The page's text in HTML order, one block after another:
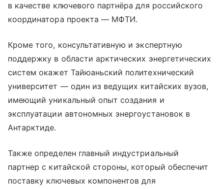
в качестве ключевого партнёра для российского
координатора проекта — МФТИ.
Кроме того, консультативную и экспертную
поддержку в области арктических энергетических
систем окажет Тайюаньский политехнический
университет — один из ведущих китайских вузов,
имеющий уникальный опыт создания и
эксплуатации автономных энергоустановок в
Антарктиде.
Также определен главный индустриальный
партнер с китайской стороны, который обеспечит
поставку ключевых компонентов для